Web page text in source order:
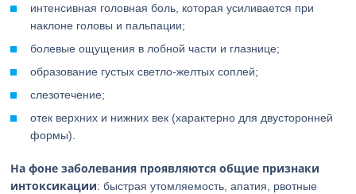
интенсивная головная боль, которая усиливается при
наклоне головы и пальпации;
болевые ощущения в лобной части и глазнице;
образование густых светло-желтых соплей;
слезотечение;
отек верхних и нижних век (характерно для двусторонней
формы).
На фоне заболевания проявляются общие признаки
интоксикации: быстрая утомляемость, апатия, рвотные